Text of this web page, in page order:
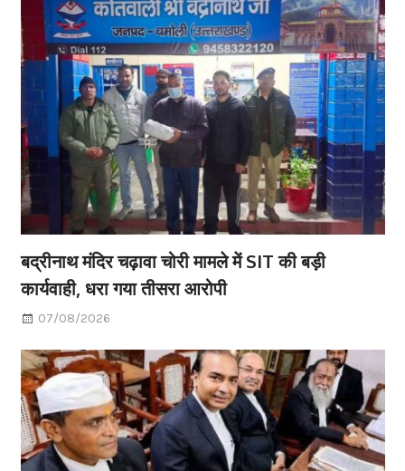
बद्रीनाथ मंदिर चढ़ावा चोरी मामले में SIT की बड़ी
कार्यवाही, धरा गया तीसरा आरोपी
07/08/2026